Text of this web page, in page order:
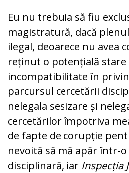
Eu nu trebuia să fiu
magistratură, dacă plenul
ilegal, deoarece nu avea
reținut o potențială stare
incompatibilitate în
parcursul cercetării
nelegala sesizare și
cercetărilor împotriva
de fapte de corupție
nevoită să mă apăr într-
disciplinară, iar Inspecția